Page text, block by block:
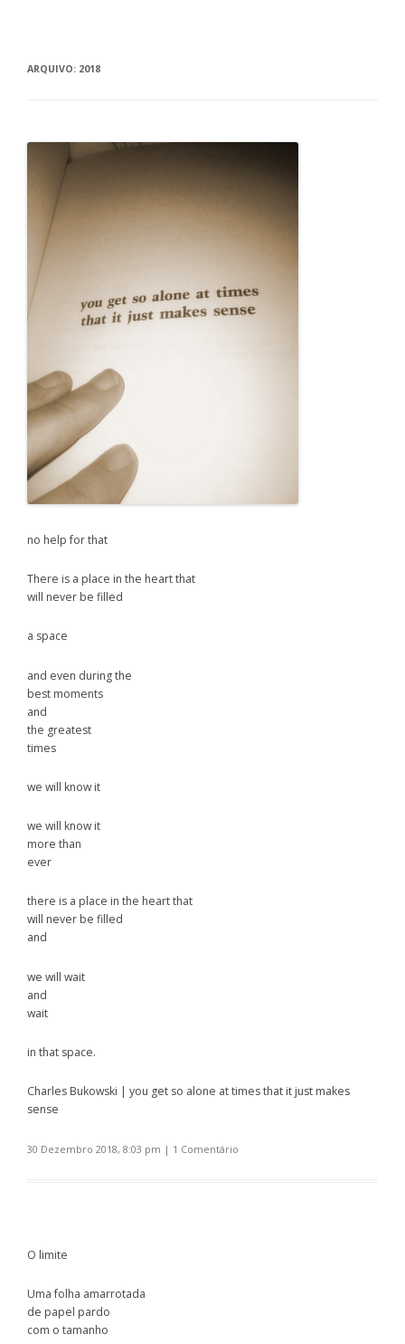
ARQUIVO: 2018
no help for that
There is a place in the heart that
will never be filled
a space
and even during the
best moments
and
the greatest
times
we will know it
we will know it
more than
ever
there is a place in the heart that
will never be filled
and
we will wait
and
wait
in that space.
Charles Bukowski | you get so alone at times that it just makes
sense
30 Dezembro 2018, 8:03 pm | 1 Comentário
O limite
Uma folha amarrotada
de papel pardo
com o tamanho